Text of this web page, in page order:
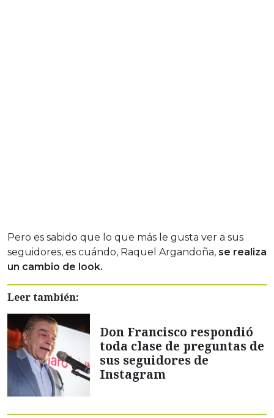
Pero es sabido que lo que más le gusta ver a sus
seguidores, es cuándo, Raquel Argandoña, se realiza
un cambio de look.
Leer también:
Don Francisco respondió
toda clase de preguntas de
sus seguidores de
Instagram